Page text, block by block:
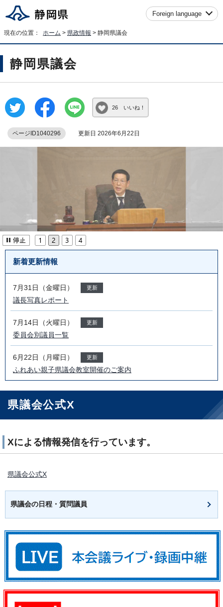
Foreign language
現在の位置： ホーム > 県政情報 > 静岡県議会
静岡県議会
26 いいね！
ページID1040296 更新日 2026年6月22日
新着更新情報
7月31日（金曜日） 更新
議長写真レポート
7月14日（火曜日） 更新
委員会別議員一覧
6月22日（月曜日） 更新
ふれあい親子県議会教室開催のご案内
県議会公式X
Xによる情報発信を行っています。
県議会公式X
県議会の日程・質問議員